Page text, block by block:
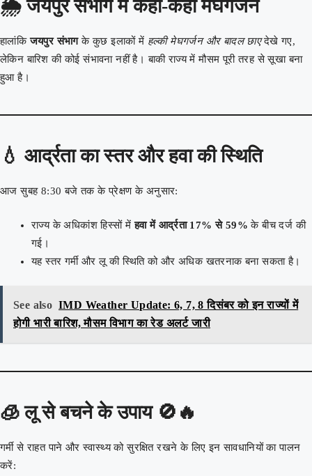
🌦️जयपुर संभाग में कहीं-कहीं मेघगर्जन
हालांकिजयपुर संभागके कुछ इलाकों में हल्की मेघगर्जन और बादल छाएदेखे गए,
लेकिन बारिश की कोई संभावना नहीं है। बाकी राज्य में मौसम पूरी तरह से सूखा बना
हुआ है।
💧 आर्द्रता का स्तर और हवा की स्थिति
आज सुबह 8:30 बजे तक के प्रेक्षण के अनुसार:
राज्य के अधिकांश हिस्सों मेंहवा में आर्द्रता 17% से 59% के बीच दर्ज की
गई।
यह स्तर गर्मी और लू की स्थिति को और अधिक खतरनाक बना सकता है।
See also IMD Weather Update: 6, 7, 8 दिसंबर को इन राज्यों में
होगी भारी बारिश, मौसम विभाग का रेड अलर्ट जारी
🧊लू से बचने के उपाय 🚫🔥
गर्मी से राहत पाने और स्वास्थ्य को सुरक्षित रखने के लिए इन सावधानियों का पालन
करें: